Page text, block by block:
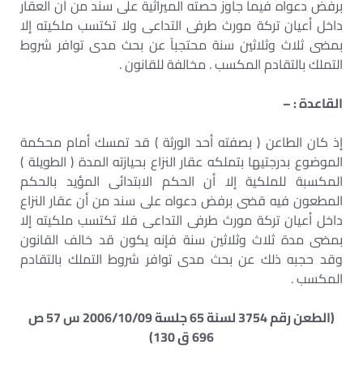
برفض دعواه فيما جاوز حصته الميراثية على سند من أن العقار
داخل أعيان تركة مورث طرفى التداعى ولا تكتسب ملكيته إلا
بمضى ثلاث وثلاثين سنة محتجباً عن بحث مدى توافر شروط
التملك بالتقادم المكسب . مخالفة للقانون .
القاعدة : –
إذ كان الطاعن ( بصفته أحد الورثة ) قد تمسك أمام محكمة
الموضوع بدرجتيها بتملكه عقار النزاع بحيازته المدة ( الطويلة )
المكسبة للملكية إلا أن الحكم الابتدائى المؤيد بالحكم
المطعون فيه قضى برفض دعواه على سند من أن عقار النزاع
داخل أعيان تركة مورث طرفى التداعى فلا تكتسب ملكيته إلا
بمضى مدة ثلاث وثلاثين سنة فإنه يكون قد خالف القانون
وقد حجبه ذلك عن بحث مدى توافر شروط التملك بالتقادم
المكسب .
(الطعن رقم 3754 لسنة 65 جلسة 2006/10/09 س 57 ص
696 ق 130)